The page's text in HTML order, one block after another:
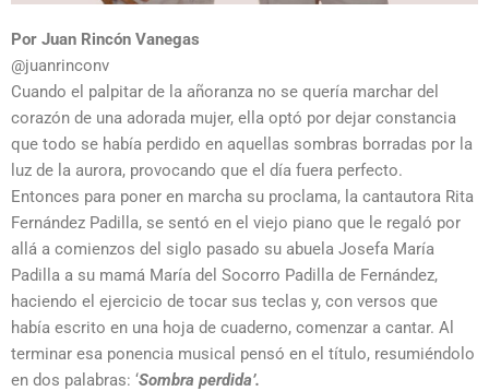
Por Juan Rincón Vanegas
@juanrinconv
Cuando el palpitar de la añoranza no se quería marchar del
corazón de una adorada mujer, ella optó por dejar constancia
que todo se había perdido en aquellas sombras borradas por la
luz de la aurora, provocando que el día fuera perfecto.
Entonces para poner en marcha su proclama, la cantautora Rita
Fernández Padilla, se sentó en el viejo piano que le regaló por
allá a comienzos del siglo pasado su abuela Josefa María
Padilla a su mamá María del Socorro Padilla de Fernández,
haciendo el ejercicio de tocar sus teclas y, con versos que
había escrito en una hoja de cuaderno, comenzar a cantar. Al
terminar esa ponencia musical pensó en el título, resumiéndolo
en dos palabras: ‘Sombra perdida’.